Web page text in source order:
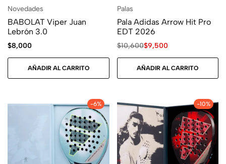
Novedades
BABOLAT Viper Juan
Lebrón 3.0
$8,000
AÑADIR AL CARRITO
Palas
Pala Adidas Arrow Hit Pro
EDT 2026
$10,600$9,500
AÑADIR AL CARRITO
-6% -10%